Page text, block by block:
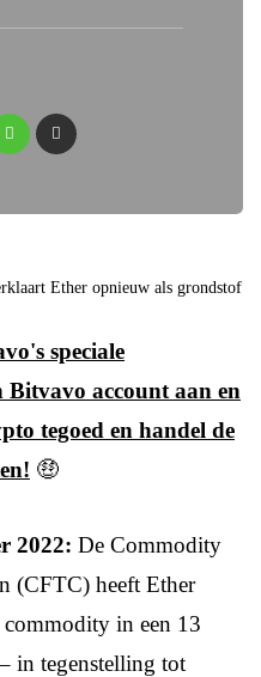
Ether opnieuw als grondstof
speciale
Bitvavo account aan en
tegoed en handel de
🤑
2022: De Commodity
(CFTC) heeft Ether
commodity in een 13
in tegenstelling tot